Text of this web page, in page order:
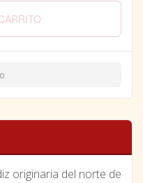
originaria del norte de